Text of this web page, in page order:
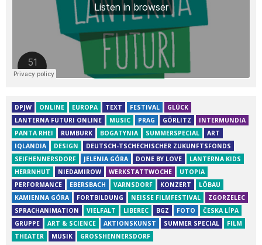
DPJW ONLINE EUROPA TEXT FESTIVAL
GLÜCK
LANTERNA FUTURI ONLINE
MUSIC PRAG GÖRLITZ
INTERMUNDIA
PANTA RHEI
RUMBURK BOGATYNIA SUMMERSPECIAL
ART
IQLANDIA
DESIGN
DEUTSCH-TSCHECHISCHER ZUKUNFTSFONDS
SEIFHENNERSDORF
JELENIA GÓRA DONE BY LOVE
LANTERNA KIDS
HERRNHUT
NIEDAMIROW WERKSTATTWOCHE
UTOPIA
PERFORMANCE
EBERSBACH VARNSDORF KONZERT
LÖBAU
KAMIENNA GÓRA
FORTBILDUNG NEISSE FILMFESTIVAL
ZGORZELEC
SPRACHANIMATION
VIELFALT LIBEREC BGZ FOTO
ČESKA LÍPA
GRUPPE
ART & SCIENCE AKTIONSKUNST SUMMER SPECIAL
FILM
THEATER
MUSIK GROSSHENNERSDORF